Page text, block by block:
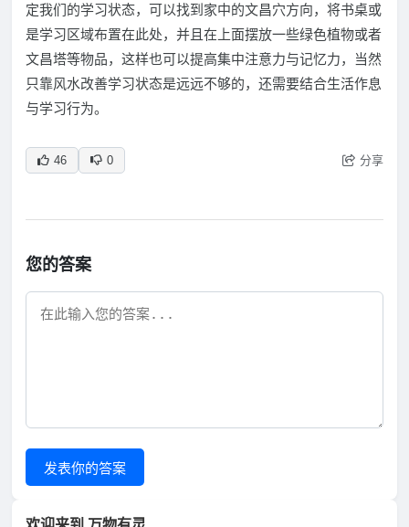
定我们的学习状态，可以找到家中的文昌穴方向，将书桌或
是学习区域布置在此处，并且在上面摆放一些绿色植物或者
文昌塔等物品，这样也可以提高集中注意力与记忆力，当然
只靠风水改善学习状态是远远不够的，还需要结合生活作息
与学习行为。
46 0 分享
您的答案
发表你的答案